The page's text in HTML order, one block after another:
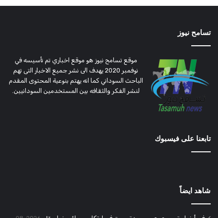
تسامح نيوز
موقع تسامح نيوز هو موقع اخباري تم تأسيسه في
نوفمبر 2020 يهدف الى نشر جميع الاخبار التى تهم
الباحث السوداني كما انه يهتم بنوعية المحتوى المقدم
لنشر الفكر والثقافه بين المستخدمين السودانيين.
تابعنا على فيسبوك
شاهد ايضاً